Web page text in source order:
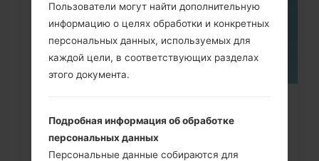
телефона через меню на LG...
Пользователи могут найти дополнительную
информацию о целях обработки и конкретных
персональных данных, используемых для
каждой цели, в соответствующих разделах
этого документа.
Подробная информация об обработке
персональных данных
Персональные данные собираются для